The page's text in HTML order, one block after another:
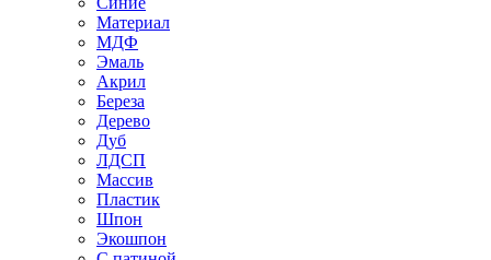
Материал
МДФ
Эмаль
Акрил
Береза
Дерево
Дуб
ЛДСП
Массив
Пластик
Шпон
Экошпон